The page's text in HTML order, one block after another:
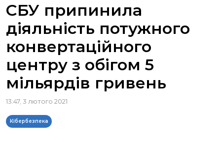
ВІДЕОГАЛЕРЕЯ
КОНТАКТИ ПРЕСЦЕНТРУ
CБУ припинила
діяльність потужного
конвертаційного
центру з обігом 5
мільярдів гривень
13:47, 3 лютого 2021
Кібербезпека